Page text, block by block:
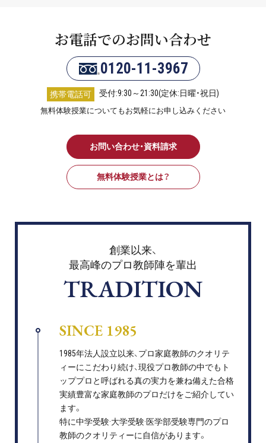
お電話でのお問い合わせ
0120-11-3967
携帯電話可 受付:9:30～21:30(定休:日曜・祝日)
無料体験授業についてもお気軽にお申し込みください
お問い合わせ・資料請求
無料体験授業とは？
創業以来、
最高峰のプロ教師陣を輩出
TRADITION
SINCE 1985
1985年法人設立以来、プロ家庭教師のクオリテ
ィーにこだわり続け、現役プロ教師の中でもト
ッププロと呼ばれる真の実力を兼ね備えた合格
実績豊富な家庭教師のプロだけをご紹介してい
ます。
特に中学受験·大学受験·医学部受験専門のプロ
教師のクオリティーに自信があります。